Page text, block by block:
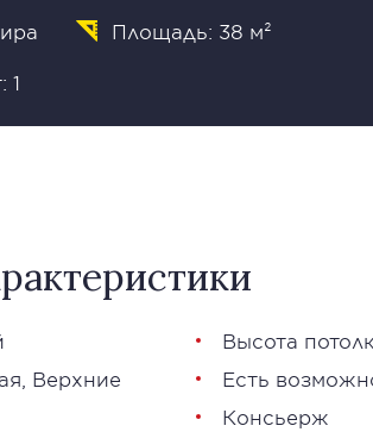
Площадь: 38 м²
1
Верхние
Высота
Есть
Консьерж